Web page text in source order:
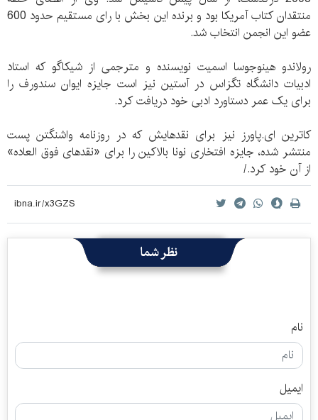
منتقدان کتاب آمریکا بود و برنده این بخش با رای مستقیم حدود 600
عضو این انجمن انتخاب شد.
رولاندو هینوجوسا اسمیت نویسنده و مترجمی از شیکاگو که استاد
ادبیات دانشگاه تگزاس در آستین نیز است جایزه ایوان سندورف را
برای یک عمر دستاورد ادبی خود دریافت کرد.
کاترین ای.پاورز نیز برای نقدهایش که در روزنامه واشنگتن پست
منتشر شده، جایزه افتخاری نونا بالاکین را برای «نقدهای فوق العاده»
از آن خود کرد./
نظر شما
نام
ایمیل